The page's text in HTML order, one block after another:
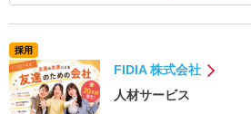
採用
FIDIA 株式会社
人材サービス